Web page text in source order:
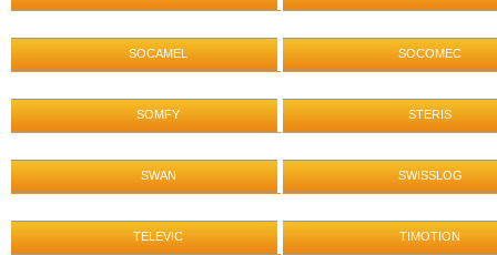
SOCAMEL SOCOMEC
SOMFY STERIS
SWAN SWISSLOG
TELEVIC TIMOTION